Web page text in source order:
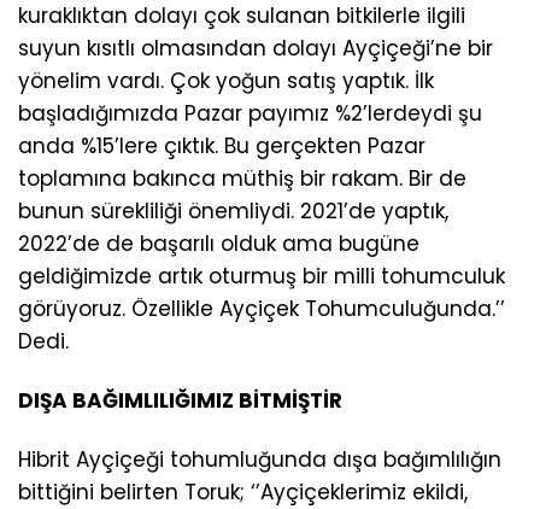
kuraklıktan dolayı çok sulanan bitkilerle ilgili
suyun kısıtlı olmasından dolayı Ayçiçeği’ne bir
yönelim vardı. Çok yoğun satış yaptık. İlk
başladığımızda Pazar payımız %2’lerdeydi şu
anda %15’lere çıktık. Bu gerçekten Pazar
toplamına bakınca müthiş bir rakam. Bir de
bunun sürekliliği önemliydi. 2021’de yaptık,
2022’de de başarılı olduk ama bugüne
geldiğimizde artık oturmuş bir milli tohumculuk
görüyoruz. Özellikle Ayçiçek Tohumculuğunda.’’
Dedi.
DIŞA BAĞIMLILIĞIMIZ BİTMİŞTİR
Hibrit Ayçiçeği tohumluğunda dışa bağımlılığın
bittiğini belirten Toruk; ‘’Ayçiçeklerimiz ekildi,